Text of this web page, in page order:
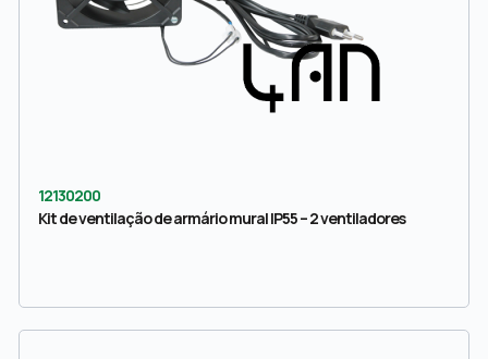
12130200
Kit de ventilação de armário mural IP55 – 2 ventiladores